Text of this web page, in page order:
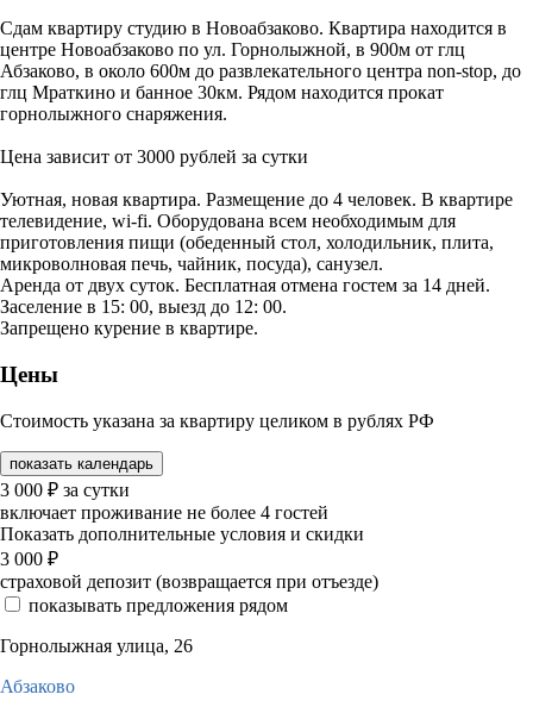
Сдам квартиру студию в Новоабзаково. Квартира находится в
центре Новоабзаково по ул. Горнолыжной, в 900м от глц
Абзаково, в около 600м до развлекательного центра non-stop, до
глц Мраткино и банное 30км. Рядом находится прокат
горнолыжного снаряжения.
Цена зависит от 3000 рублей за сутки
Уютная, новая квартира. Размещение до 4 человек. В квартире
телевидение, wi-fi. Оборудована всем необходимым для
приготовления пищи (обеденный стол, холодильник, плита,
микроволновая печь, чайник, посуда), санузел.
Аренда от двух суток. Бесплатная отмена гостем за 14 дней.
Заселение в 15: 00, выезд до 12: 00.
Запрещено курение в квартире.
Цены
Стоимость указана за квартиру целиком в рублях РФ
показать календарь
3 000 ₽ за сутки
включает проживание не более 4 гостей
Показать дополнительные условия и скидки
3 000 ₽
страховой депозит (возвращается при отъезде)
показывать предложения рядом
Горнолыжная улица, 26
Абзаково